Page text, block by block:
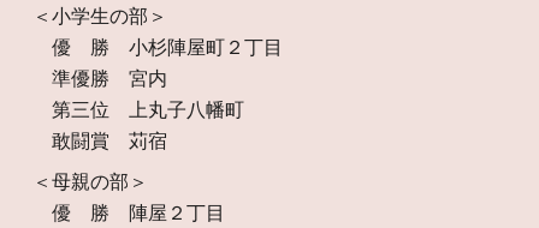
＜小学生の部＞
優 勝 小杉陣屋町２丁目
準優勝 宮内
第三位 上丸子八幡町
敢闘賞 苅宿
＜母親の部＞
優 勝 陣屋２丁目